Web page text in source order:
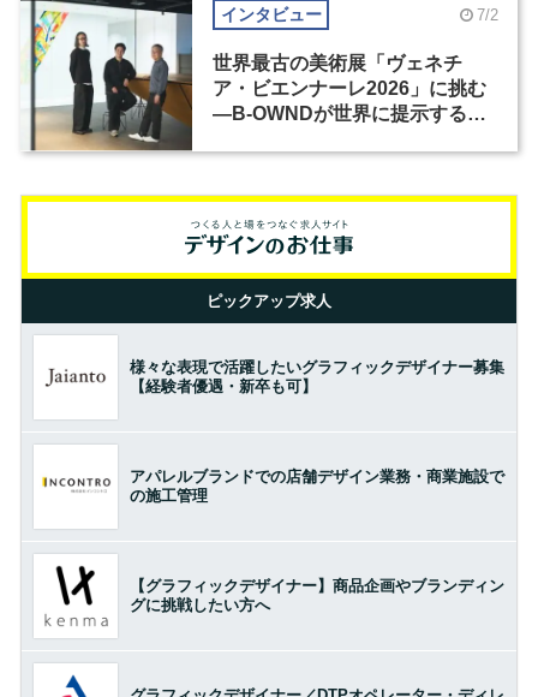
インタビュー 7/2
世界最古の美術展「ヴェネチ
ア・ビエンナーレ2026」に挑む
―B-OWNDが世界に提示する美
ピックアップ求人
様々な表現で活躍したいグラフィックデザイナー募集
【経験者優遇・新卒も可】
アパレルブランドでの店舗デザイン業務・商業施設で
の施工管理
【グラフィックデザイナー】商品企画やブランディン
グに挑戦したい方へ